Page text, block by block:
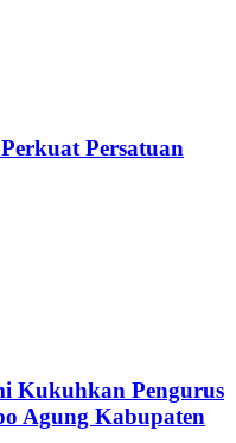
Persatuan
Kukuhkan Pengurus
Agung Kabupaten